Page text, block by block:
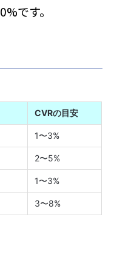
です。
CVRの目安
1〜3%
2〜5%
1〜3%
3〜8%